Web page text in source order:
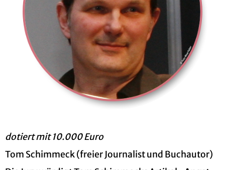
do­tiert mit 10.000 Euro
Tom Schim­meck (frei­er Jour­na­list und Buch­au­tor)